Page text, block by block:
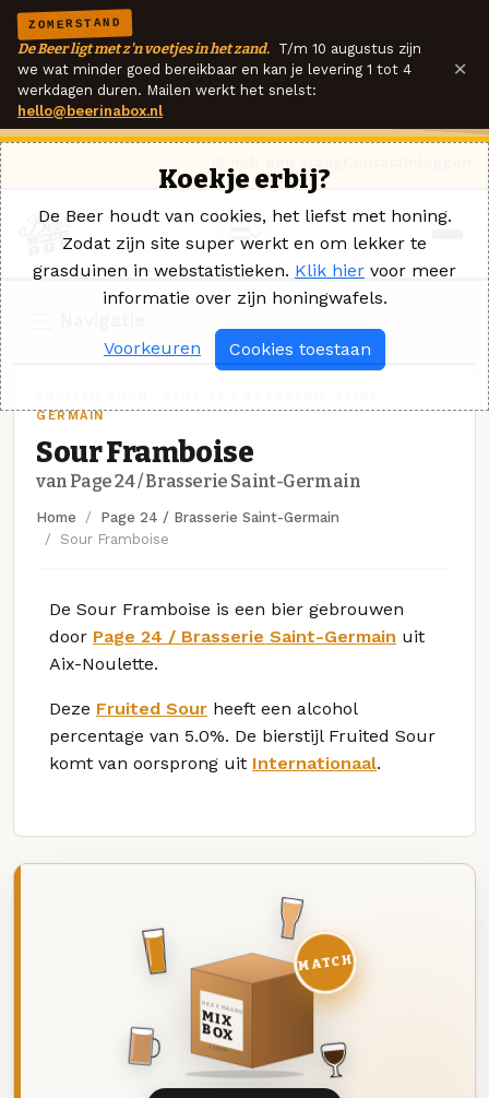
ZOMERSTAND
De Beer ligt met z'n voetjes in het zand. T/m 10 augustus zijn
we wat minder goed bereikbaar en kan je levering 1 tot 4
werkdagen duren. Mailen werkt het snelst:
hello@beerinabox.nl
×
GERMAIN
Sour Framboise
van Page 24 / Brasserie Saint-Germain
Home
Page 24 / Brasserie Saint-Germain
Sour Framboise
De Sour Framboise is een bier gebrouwen
door Page 24 / Brasserie Saint-Germain uit
Aix-Noulette.
Deze Fruited Sour heeft een alcohol
percentage van 5.0%. De bierstijl Fruited Sour
komt van oorsprong uit Internationaal.
DEZE MAAND
MIX
BOX
8 BIEREN
MATCH
Koekje erbij?
De Beer houdt van cookies, het liefst met honing.
Zodat zijn site super werkt en om lekker te
grasduinen in webstatistieken. Klik hier voor meer
informatie over zijn honingwafels.
Voorkeuren Cookies toestaan